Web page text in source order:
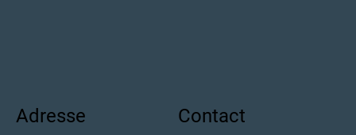
Adresse Contact